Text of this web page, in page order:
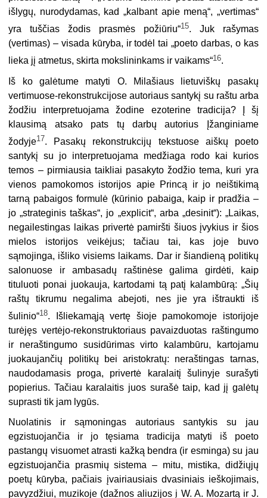
išlygų, nurodydamas, kad „kalbant apie meną“, „vertimas“
yra tuščias žodis prasmės požiūriu“15. Juk rašymas
(vertimas) – visada kūryba, ir todėl tai „poeto darbas, o kas
lieka jį atmetus, skirta mokslininkams ir vaikams“16.
Iš ko galėtume matyti O. Milašiaus lietuviškų pasakų
vertimuose-rekonstrukcijose autoriaus santykį su raštu arba
žodžiu interpretuojama žodine ezoterine tradicija? Į šį
klausimą atsako pats tų darbų autorius Įžanginiame
žodyje17. Pasakų rekonstrukcijų tekstuose aiškų poeto
santykį su jo interpretuojama medžiaga rodo kai kurios
temos – pirmiausia taikliai pasakyto žodžio tema, kuri yra
vienos pamokomos istorijos apie Princą ir jo neištikimą
tarną pabaigos formulė (kūrinio pabaiga, kaip ir pradžia –
jo „strateginis taškas“, jo „explicit“, arba „desinit“): „Laikas,
negailestingas laikas privertė pamiršti šiuos įvykius ir šios
mielos istorijos veikėjus; tačiau tai, kas joje buvo
sąmojinga, išliko visiems laikams. Dar ir šiandieną politikų
salonuose ir ambasadų raštinėse galima girdėti, kaip
tituluoti ponai juokauja, kartodami tą patį kalambūrą: „Šių
raštų tikrumu negalima abejoti, nes jie yra ištraukti iš
šulinio“18. Išliekamąją vertę šioje pamokomoje istorijoje
turėjęs vertėjo-rekonstruktoriaus pavaizduotas raštingumo
ir neraštingumo susidūrimas virto kalambūru, kartoja­mu
juokaujančių politikų bei aristokratų: neraštingas tarnas,
naudodamasis proga, privertė karalaitį šulinyje surašyti
popierius. Tačiau karalaitis juos surašė taip, kad jį galėtų
suprasti tik jam lygūs.
Nuolatinis ir sąmoningas autoriaus santykis su jau
egzistuojančia ir jo tęsiama tradicija matyti iš poeto
pastangų visuomet atrasti kažką bendra (ir esminga) su jau
egzistuojančia prasmių sistema – mitu, mistika, didžiųjų
poetų kūryba, pačiais įvairiausiais dvasiniais ieškojimais,
pavyzdžiui, muzikoje (dažnos aliuzijos į W. A. Mozartą ir J.